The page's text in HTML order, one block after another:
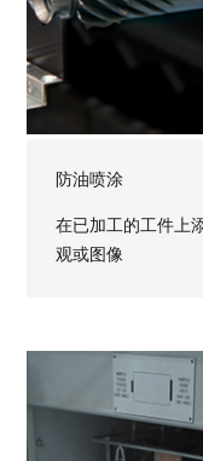
防油喷涂
在已加工的工件上
观或图像